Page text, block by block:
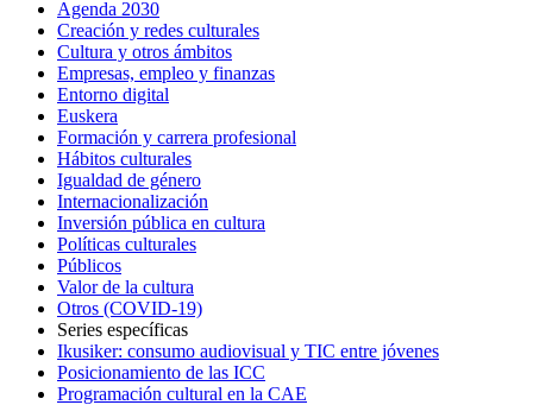
Agenda 2030
Creación y redes culturales
Cultura y otros ámbitos
Empresas, empleo y finanzas
Entorno digital
Euskera
Formación y carrera profesional
Hábitos culturales
Igualdad de género
Internacionalización
Inversión pública en cultura
Políticas culturales
Públicos
Valor de la cultura
Otros (COVID-19)
Series específicas
Ikusiker: consumo audiovisual y TIC entre jóvenes
Posicionamiento de las ICC
Programación cultural en la CAE